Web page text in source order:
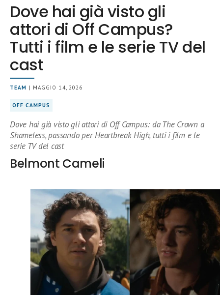
Dove hai già visto gli
attori di Off Campus?
Tutti i film e le serie TV del
cast
TEAM | MAGGIO 14, 2026
OFF CAMPUS
Dove hai già visto gli attori di Off Campus: da The Crown a
Shameless, passando per Heartbreak High, tutti i film e le
serie TV del cast
Belmont Cameli